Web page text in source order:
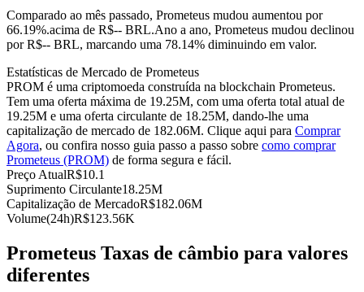
Futuros de USDC
Futuros usando USDC como garantia
Copiar Trading
Comparado ao mês passado, Prometeus mudou aumentou por
66.19%.acima de R$-- BRL.Ano a ano, Prometeus mudou declinou
por R$-- BRL, marcando uma 78.14% diminuindo em valor.
Estatísticas de Mercado de Prometeus
PROM é uma criptomoeda construída na blockchain Prometeus.
Tem uma oferta máxima de 19.25M, com uma oferta total atual de
19.25M e uma oferta circulante de 18.25M, dando-lhe uma
capitalização de mercado de 182.06M. Clique aqui para Comprar
Agora, ou confira nosso guia passo a passo sobre como comprar
Prometeus (PROM) de forma segura e fácil.
Preço AtualR$10.1
Suprimento Circulante18.25M
Capitalização de MercadoR$182.06M
Volume(24h)R$123.56K
Prometeus Taxas de câmbio para valores
diferentes